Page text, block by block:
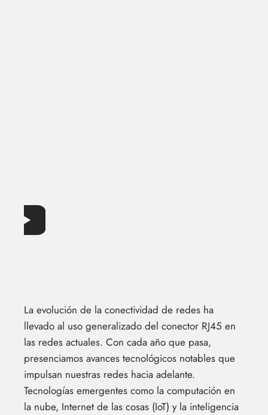
La evolución de la conectividad de redes ha
llevado al uso generalizado del conector RJ45 en
las redes actuales. Con cada año que pasa,
presenciamos avances tecnológicos notables que
impulsan nuestras redes hacia adelante.
Tecnologías emergentes como la computación en
la nube, Internet de las cosas (IoT) y la inteligencia